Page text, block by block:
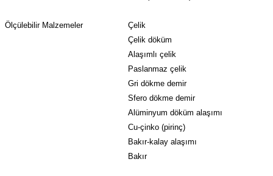
Ölçülebilir Malzemeler
Çelik
Çelik döküm
Alaşımlı çelik
Paslanmaz çelik
Gri dökme demir
Sfero dökme demir
Alüminyum döküm alaşımı
Cu-çinko (pirinç)
Bakır-kalay alaşımı
Bakır